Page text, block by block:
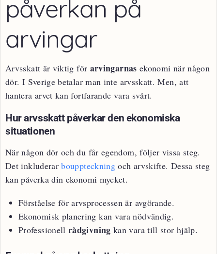
påverkan på
arvingar
Arvsskatt är viktig för arvingarnas ekonomi när någon
dör. I Sverige betalar man inte arvsskatt. Men, att
hantera arvet kan fortfarande vara svårt.
Hur arvsskatt påverkar den ekonomiska
situationen
När någon dör och du får egendom, följer vissa steg.
Det inkluderarbouppteckning och arvskifte. Dessa steg
kan påverka din ekonomi mycket.
Förståelse för arvsprocessen är avgörande.
Ekonomisk planering kan vara nödvändig.
Professionellrådgivning kan vara till stor hjälp.